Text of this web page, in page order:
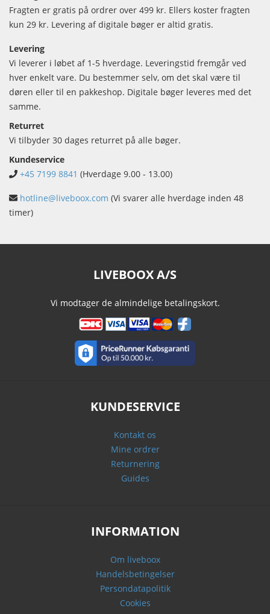
Fragten er gratis på ordrer over 499 kr. Ellers koster fragten
kun 29 kr. Levering af digitale bøger er altid gratis.
Levering
Vi leverer i løbet af 1-5 hverdage. Leveringstid fremgår ved
hver enkelt vare. Du bestemmer selv, om det skal være til
døren eller til en pakkeshop. Digitale bøger leveres med det
samme.
Returret
Vi tilbyder 30 dages returret på alle bøger.
Kundeservice
+45 7199 8841 (Hverdage 9.00 - 13.00)
hotline@liveboox.com (Vi svarer alle hverdage inden 48
timer)
LIVEBOOX A/S
Vi modtager de almindelige betalingskort.
KUNDESERVICE
Kontakt os
Mine ordrer
Returnering
Guides
INFORMATION
Om liveboox
Handelsbetingelser
Persondatapolitik
Cookies